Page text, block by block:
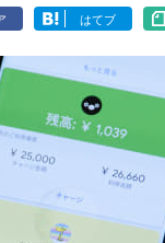
はてブ